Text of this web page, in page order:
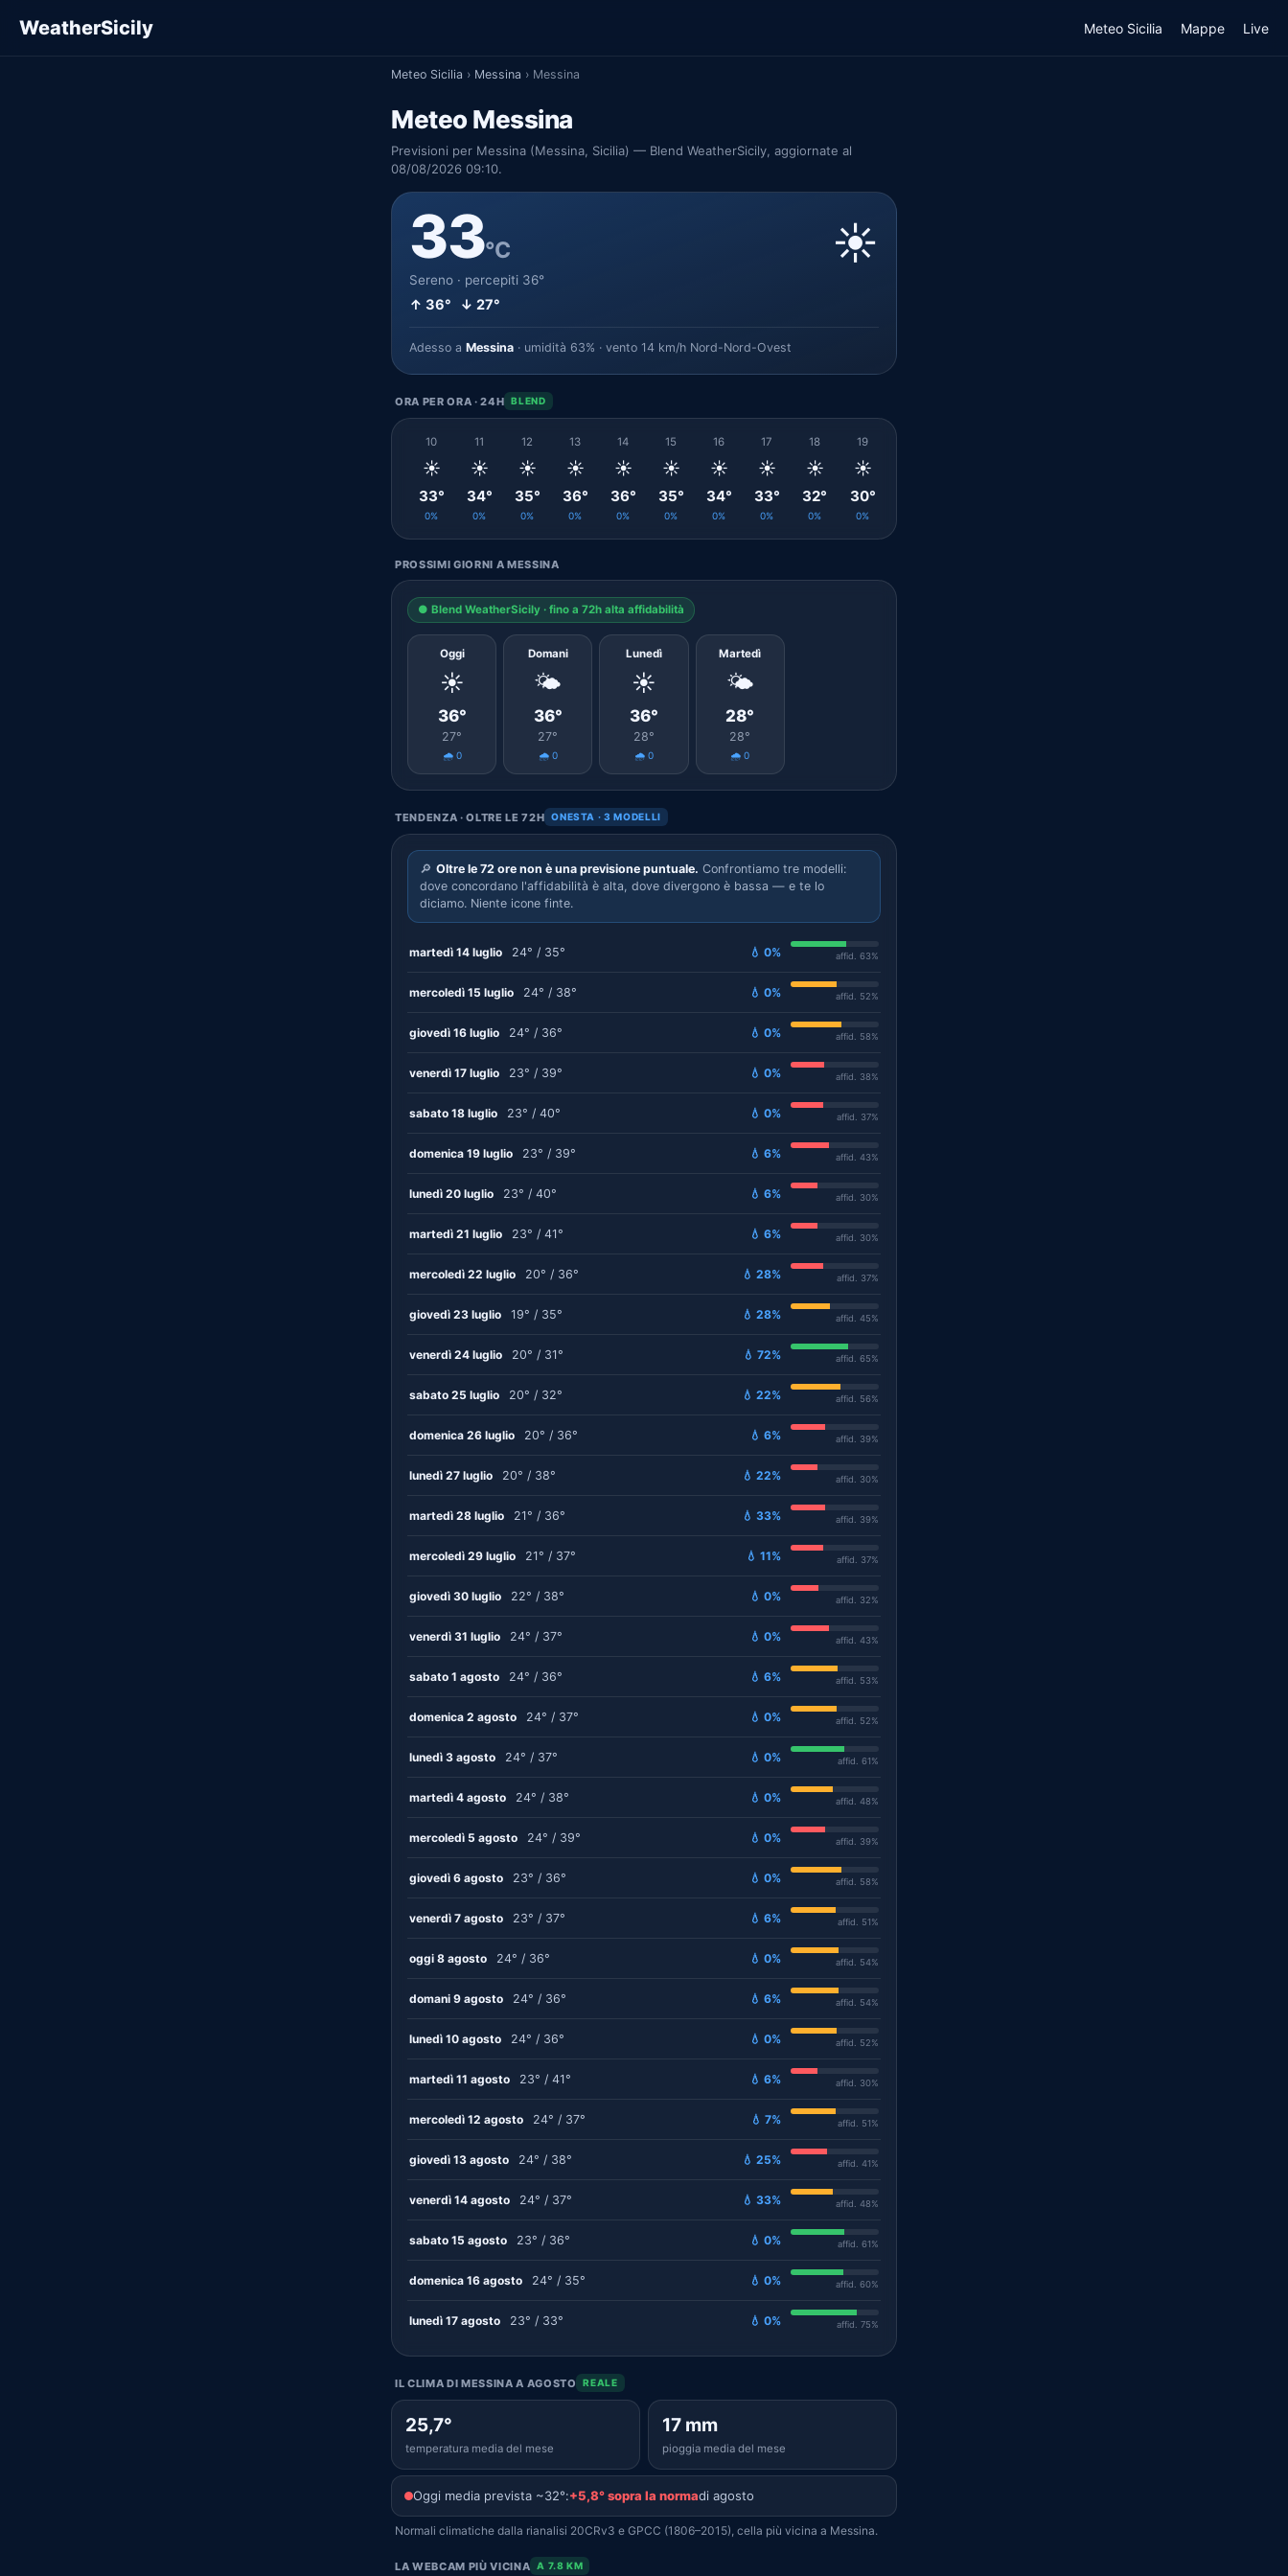
WeatherSicily Meteo Sicilia Mappe Live
Meteo Sicilia › Messina › Messina
Meteo Messina
Previsioni per Messina (Messina, Sicilia) — Blend WeatherSicily, aggiornate al
08/08/2026 09:10.
33°C
Sereno · percepiti 36°
↑ 36° ↓ 27°
☀️
Adesso a Messina · umidità 63% · vento 14 km/h Nord-Nord-Ovest
ORA PER ORA · 24H BLEND
10
☀️
33°
0%
11
☀️
34°
0%
12
☀️
35°
0%
13
☀️
36°
0%
14
☀️
36°
0%
15
☀️
35°
0%
16
☀️
34°
0%
17
☀️
33°
0%
18
☀️
32°
0%
19
☀️
30°
0%
PROSSIMI GIORNI A MESSINA
● Blend WeatherSicily · fino a 72h alta affidabilità
Oggi
☀️
36°
27°
🌧️ 0
Domani
🌤️
36°
27°
🌧️ 0
Lunedì
☀️
36°
28°
🌧️ 0
Martedì
🌤️
28°
28°
🌧️ 0
TENDENZA · OLTRE LE 72H ONESTA · 3 MODELLI
🔎 Oltre le 72 ore non è una previsione puntuale. Confrontiamo tre modelli:
dove concordano l'affidabilità è alta, dove divergono è bassa — e te lo
diciamo. Niente icone finte.
martedì 14 luglio 24° / 35° 💧 0% affid. 63%
mercoledì 15 luglio 24° / 38° 💧 0% affid. 52%
giovedì 16 luglio 24° / 36° 💧 0% affid. 58%
venerdì 17 luglio 23° / 39° 💧 0% affid. 38%
sabato 18 luglio 23° / 40° 💧 0% affid. 37%
domenica 19 luglio 23° / 39° 💧 6% affid. 43%
lunedì 20 luglio 23° / 40° 💧 6% affid. 30%
martedì 21 luglio 23° / 41° 💧 6% affid. 30%
mercoledì 22 luglio 20° / 36° 💧 28% affid. 37%
giovedì 23 luglio 19° / 35° 💧 28% affid. 45%
venerdì 24 luglio 20° / 31° 💧 72% affid. 65%
sabato 25 luglio 20° / 32° 💧 22% affid. 56%
domenica 26 luglio 20° / 36° 💧 6% affid. 39%
lunedì 27 luglio 20° / 38° 💧 22% affid. 30%
martedì 28 luglio 21° / 36° 💧 33% affid. 39%
mercoledì 29 luglio 21° / 37° 💧 11% affid. 37%
giovedì 30 luglio 22° / 38° 💧 0% affid. 32%
venerdì 31 luglio 24° / 37° 💧 0% affid. 43%
sabato 1 agosto 24° / 36° 💧 6% affid. 53%
domenica 2 agosto 24° / 37° 💧 0% affid. 52%
lunedì 3 agosto 24° / 37° 💧 0% affid. 61%
martedì 4 agosto 24° / 38° 💧 0% affid. 48%
mercoledì 5 agosto 24° / 39° 💧 0% affid. 39%
giovedì 6 agosto 23° / 36° 💧 0% affid. 58%
venerdì 7 agosto 23° / 37° 💧 6% affid. 51%
oggi 8 agosto 24° / 36° 💧 0% affid. 54%
domani 9 agosto 24° / 36° 💧 6% affid. 54%
lunedì 10 agosto 24° / 36° 💧 0% affid. 52%
martedì 11 agosto 23° / 41° 💧 6% affid. 30%
mercoledì 12 agosto 24° / 37° 💧 7% affid. 51%
giovedì 13 agosto 24° / 38° 💧 25% affid. 41%
venerdì 14 agosto 24° / 37° 💧 33% affid. 48%
sabato 15 agosto 23° / 36° 💧 0% affid. 61%
domenica 16 agosto 24° / 35° 💧 0% affid. 60%
lunedì 17 agosto 23° / 33° 💧 0% affid. 75%
IL CLIMA DI MESSINA A AGOSTO REALE
25,7°
temperatura media del mese
17 mm
pioggia media del mese
Oggi media prevista ~32°:+5,8° sopra la normadi agosto
Normali climatiche dalla rianalisi 20CRv3 e GPCC (1806–2015), cella più vicina a Messina.
LA WEBCAM PIÙ VICINA A 7.8 KM